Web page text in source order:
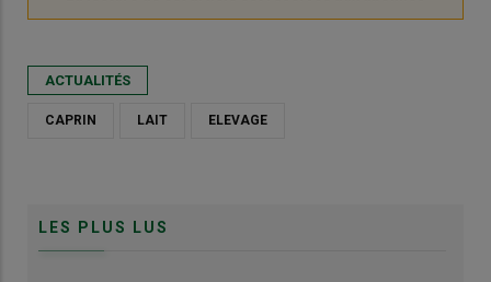
ACTUALITÉS
CAPRIN LAIT ELEVAGE
LES PLUS LUS